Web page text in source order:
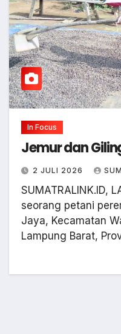
In Focus
Jemur dan
2 JULI 2026
SUMATRALINK.ID,
seorang petani
Jaya, Kecamatan
Lampung Barat,